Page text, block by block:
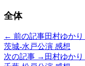
全体
← 前の記事田村ゆか
茨城-水戸公演 感想
次の記事 → 田村ゆか